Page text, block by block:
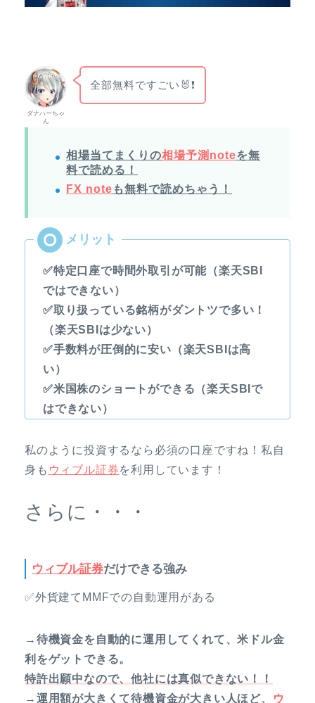
ダナハーちゃ
ん
全部無料ですごい🐰❗
相場当てまくりの相場予測noteを無
料で読める！
FX note も無料で読めちゃう！
✅特定口座で時間外取引が可能（楽天SBI
ではできない）
✅取り扱っている銘柄がダントツで多い！
（楽天SBIは少ない）
✅手数料が圧倒的に安い（楽天SBIは高
い）
✅米国株のショートができる（楽天SBIで
はできない）
私のように投資するなら必須の口座ですね！私自
身も ウィブル証券を利用しています！
さらに・・・
ウィブル証券だけできる強み
✅外貨建てMMFでの自動運用がある
→待機資金を自動的に運用してくれて、米ドル金
利をゲットできる。
特許出願中なので、他社には真似できない！！
→運用額が大きくて待機資金が大きい人ほど、
ウ